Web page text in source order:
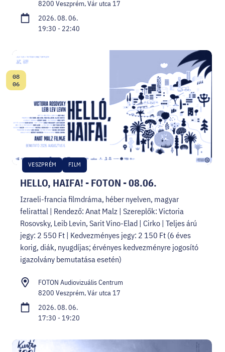
8200 Veszprém, Vár utca 17
2026. 08. 06.
19:30 - 22:40
HELLO, HAIFA! - FOTON - 08.06.
VESZPRÉM FILM
Dátum:
08
06
Izraeli-francia filmdráma, héber nyelven, magyar
felirattal | Rendező: Anat Malz | Szereplők: Victoria
Rosovsky, Leib Levin, Sarit Vino-Elad | Cirko | Teljes árú
jegy: 2 550 Ft | Kedvezményes jegy: 2 150 Ft (6 éves
korig, diák, nyugdíjas; érvényes kedvezményre jogosító
igazolvány bemutatása esetén)
FOTON Audiovizuális Centrum
8200 Veszprém, Vár utca 17
2026. 08. 06.
17:30 - 19:20